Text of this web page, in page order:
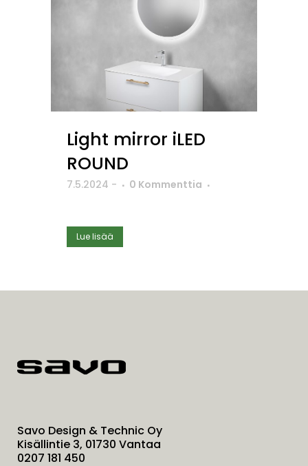
Light mirror iLED
ROUND
7.5.2024 - 0 Kommenttia
Lue lisää
Savo Design & Technic Oy
Kisällintie 3, 01730 Vantaa
0207 181 450